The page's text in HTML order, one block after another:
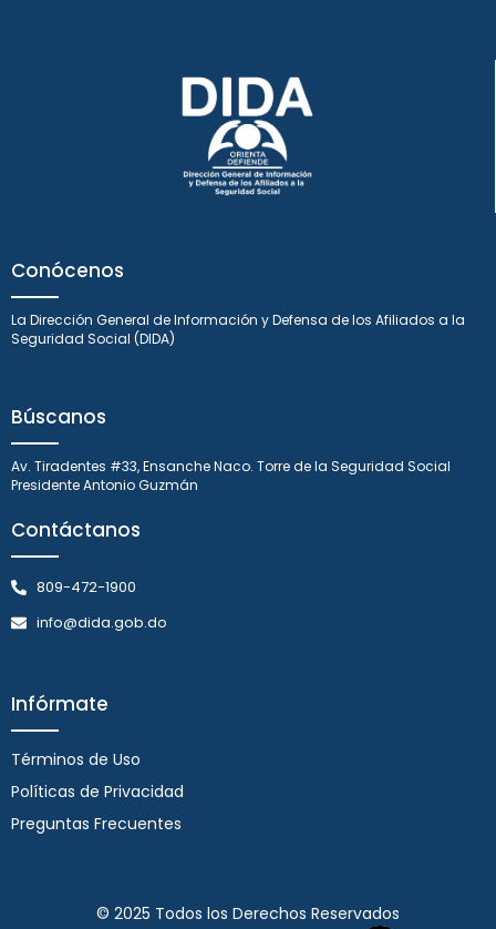
Conócenos
La Dirección General de Información y Defensa de los Afiliados a la
Seguridad Social (DIDA)
Búscanos
Av. Tiradentes #33, Ensanche Naco. Torre de la Seguridad Social
Presidente Antonio Guzmán
Contáctanos
809-472-1900
info@dida.gob.do
Infórmate
Términos de Uso
Políticas de Privacidad
Preguntas Frecuentes
© 2025 Todos los Derechos Reservados